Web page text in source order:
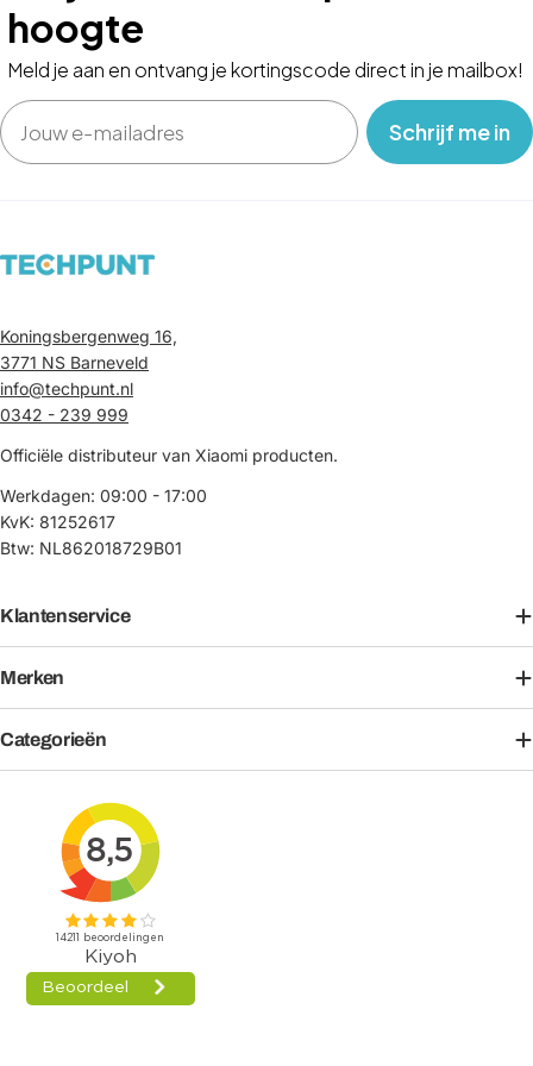
hoogte
Meld je aan en ontvang je kortingscode direct in je mailbox!
Email
‎ ‎ ‎ Schrijf me in‎ ‎ ‎ ‎
Koningsbergenweg 16,
3771 NS Barneveld
info@techpunt.nl
0342 - 239 999
Officiële distributeur van Xiaomi producten.
Werkdagen: 09:00 - 17:00
KvK: 81252617
Btw: NL862018729B01
Klantenservice
Merken
Categorieën